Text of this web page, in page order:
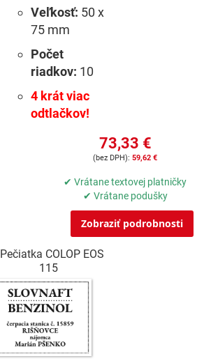
Veľkosť: 50 x
75 mm
Počet
riadkov: 10
4 krát viac
odtlačkov!
73,33 €
59,62 €
✔ Vrátane textovej platničky
✔ Vrátane podušky
Zobraziť podrobnosti
Pečiatka COLOP EOS
115